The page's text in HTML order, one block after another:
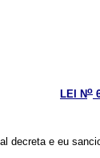
LEI No
decreta e eu